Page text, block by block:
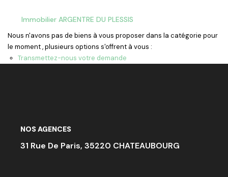
ACTU & FISCALITÉ
Immobilier ARGENTRE DU PLESSIS
Nous n'avons pas de biens à vous proposer dans la catégorie pour
le moment , plusieurs options s'offrent à vous :
Transmettez-nous votre demande
NOS AGENCES
31 Rue De Paris, 35220 CHATEAUBOURG